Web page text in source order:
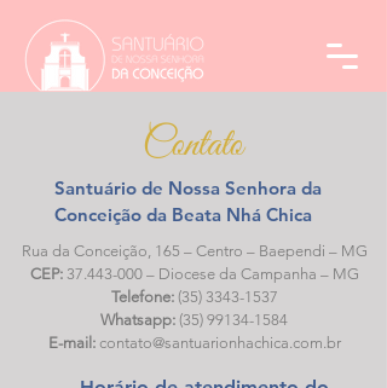
Contato
Santuário de Nossa Senhora da
Conceição da Beata Nhá Chica
Rua da Conceição, 165 – Centro – Baependi – MG
CEP: 37.443-000– Diocese da Campanha – MG
Telefone: (35) 3343-1537
Whatsapp: (35) 99134-1584
E-mail: contato@santuarionhachica.com.br